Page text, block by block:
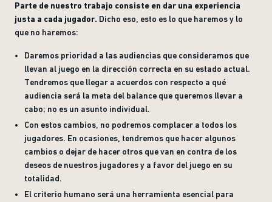
Parte de nuestro trabajo consiste en dar una experiencia
justa a cada jugador. Dicho eso, esto es lo que haremos y lo
que no haremos:
Daremos prioridad a las audiencias que consideramos que
llevan al juego en la dirección correcta en su estado actual.
Tendremos que llegar a acuerdos con respecto a qué
audiencia será la meta del balance que queremos llevar a
cabo; no es un asunto individual.
Con estos cambios, no podremos complacer a todos los
jugadores. En ocasiones, tendremos que hacer algunos
cambios o dejar de hacer otros que van en contra de los
deseos de nuestros jugadores y a favor del juego en su
totalidad.
El criterio humano será una herramienta esencial para